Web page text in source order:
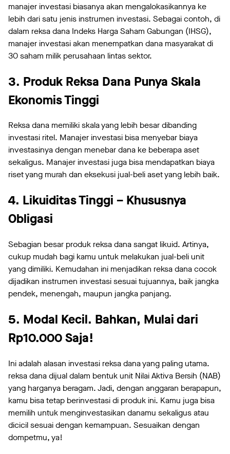
manajer investasi biasanya akan mengalokasikannya ke
lebih dari satu jenis instrumen investasi. Sebagai contoh, di
dalam reksa dana Indeks Harga Saham Gabungan (IHSG),
manajer investasi akan menempatkan dana masyarakat di
30 saham milik perusahaan lintas sektor.
3. Produk Reksa Dana Punya Skala
Ekonomis Tinggi
Reksa dana memiliki skala yang lebih besar dibanding
investasi ritel. Manajer investasi bisa menyebar biaya
investasinya dengan menebar dana ke beberapa aset
sekaligus. Manajer investasi juga bisa mendapatkan biaya
riset yang murah dan eksekusi jual-beli aset yang lebih baik.
4. Likuiditas Tinggi – Khususnya
Obligasi
Sebagian besar produk reksa dana sangat likuid. Artinya,
cukup mudah bagi kamu untuk melakukan jual-beli unit
yang dimiliki. Kemudahan ini menjadikan reksa dana cocok
dijadikan instrumen investasi sesuai tujuannya, baik jangka
pendek, menengah, maupun jangka panjang.
5. Modal Kecil. Bahkan, Mulai dari
Rp10.000 Saja!
Ini adalah alasan investasi reksa dana yang paling utama.
reksa dana dijual dalam bentuk unit Nilai Aktiva Bersih (NAB)
yang harganya beragam. Jadi, dengan anggaran berapapun,
kamu bisa tetap berinvestasi di produk ini. Kamu juga bisa
memilih untuk menginvestasikan danamu sekaligus atau
dicicil sesuai dengan kemampuan. Sesuaikan dengan
dompetmu, ya!